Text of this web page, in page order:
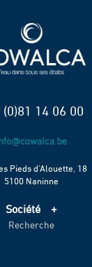
(0)81 14 06 00
Pieds d’Alouette, 18
5100 Naninne
Société
Accueil
Recherche